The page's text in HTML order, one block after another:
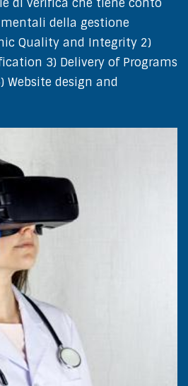
della gestione
Quality and Integrity 2)
3) Delivery of Programs
Website design and